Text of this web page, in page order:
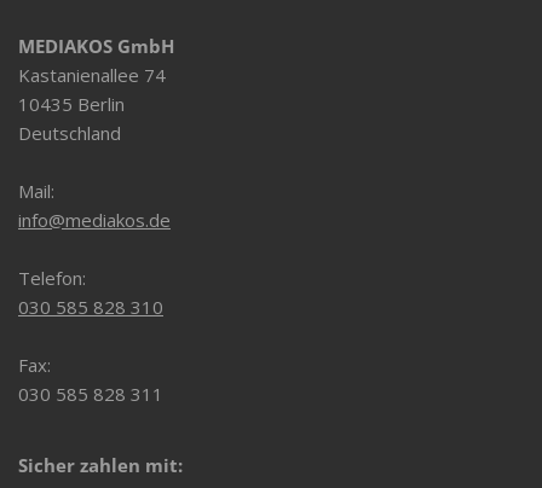
MEDIAKOS GmbH
Kastanienallee 74
10435 Berlin
Deutschland
Mail:
info@mediakos.de
Telefon:
030 585 828 310
Fax:
030 585 828 311
Sicher zahlen mit: